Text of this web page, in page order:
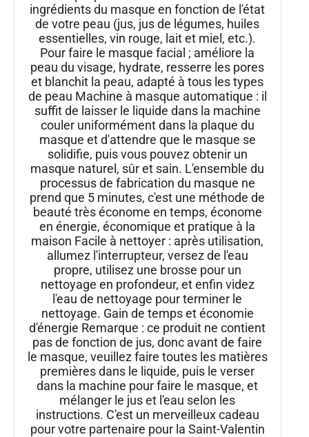
ingrédients du masque en fonction de l'état
de votre peau (jus, jus de légumes, huiles
essentielles, vin rouge, lait et miel, etc.).
Pour faire le masque facial ; améliore la
peau du visage, hydrate, resserre les pores
et blanchit la peau, adapté à tous les types
de peau Machine à masque automatique : il
suffit de laisser le liquide dans la machine
couler uniformément dans la plaque du
masque et d'attendre que le masque se
solidifie, puis vous pouvez obtenir un
masque naturel, sûr et sain. L'ensemble du
processus de fabrication du masque ne
prend que 5 minutes, c'est une méthode de
beauté très économe en temps, économe
en énergie, économique et pratique à la
maison Facile à nettoyer : après utilisation,
allumez l'interrupteur, versez de l'eau
propre, utilisez une brosse pour un
nettoyage en profondeur, et enfin videz
l'eau de nettoyage pour terminer le
nettoyage. Gain de temps et économie
d'énergie Remarque : ce produit ne contient
pas de fonction de jus, donc avant de faire
le masque, veuillez faire toutes les matières
premières dans le liquide, puis le verser
dans la machine pour faire le masque, et
mélanger le jus et l'eau selon les
instructions. C'est un merveilleux cadeau
pour votre partenaire pour la Saint-Valentin